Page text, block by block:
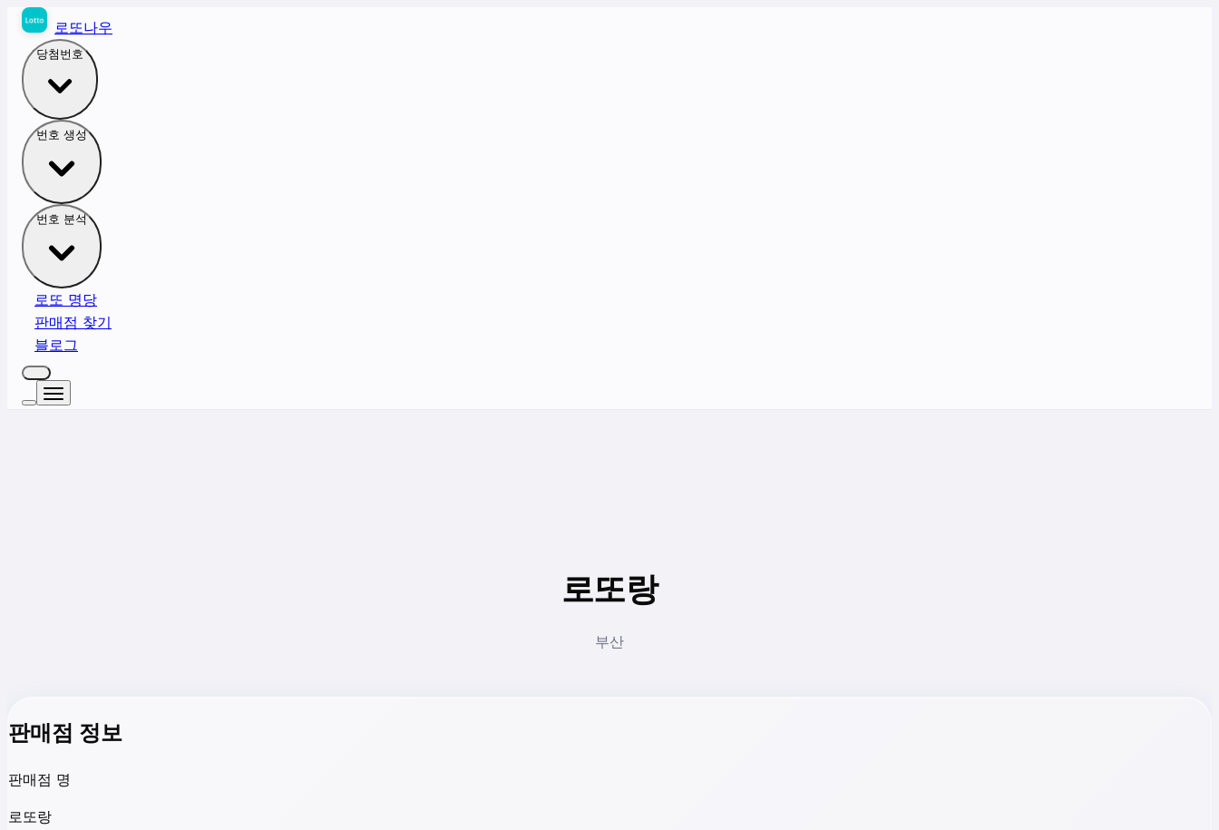
로또나우
당첨번호
번호 생성
번호 분석
로또 명당
판매점 찾기
블로그
로또랑
부산
판매점 정보
판매점 명
로또랑